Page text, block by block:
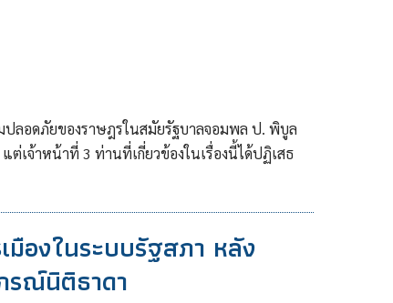
ลอดภัยของราษฎรในสมัยรัฐบาลจอมพล ป. พิบูล
ต่เจ้าหน้าที่ 3 ท่านที่เกี่ยวข้องในเรื่องนี้ได้ปฏิเสธ
มืองในระบบรัฐสภา หลัง
รณ์นิติธาดา